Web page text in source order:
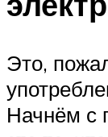
Это,
Начнём с